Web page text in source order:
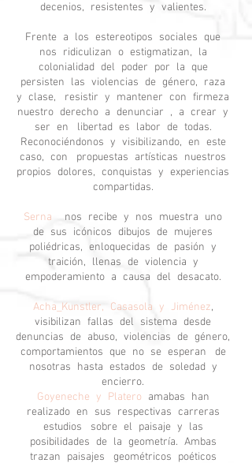
decenios, resistentes y valientes.
Frente a los estereotipos sociales que
nos ridiculizan o estigmatizan, la
colonialidad del poder por la que
persisten las violencias de género, raza
y clase, resistir y mantener con firmeza
nuestro derecho a denunciar , a crear y
ser en libertad es labor de todas.
Reconociéndonos y visibilizando, en este
caso, con propuestas artísticas nuestros
propios dolores, conquistas y experiencias
compartidas.
Serna nos recibe y nos muestra uno
de sus icónicos dibujos de mujeres
poliédricas, enloquecidas de pasión y
traición, llenas de violencia y
empoderamiento a causa del desacato.
Acha_Kunstler, Casasola y Jiménez,
visibilizan fallas del sistema desde
denuncias de abuso, violencias de género,
comportamientos que no se esperan de
nosotras hasta estados de soledad y
encierro.
Goyeneche y Platero amabas han
realizado en sus respectivas carreras
estudios sobre el paisaje y las
posibilidades de la geometría. Ambas
trazan paisajes geométricos poéticos